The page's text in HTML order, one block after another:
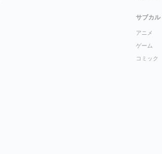
サブカル
アニメ
ゲーム
コミック